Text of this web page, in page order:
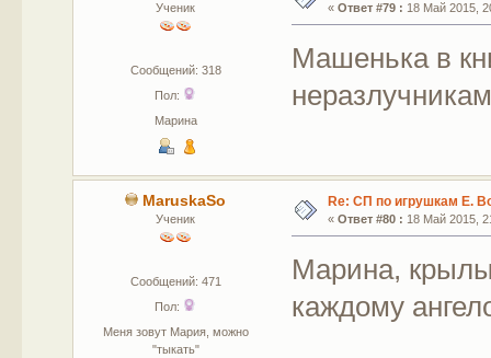
Ученик
Сообщений: 318
Пол:
Марина
« Ответ #79 : 18 Май 2015,
Машенька в
MaruskaSo
Ученик
Сообщений: 471
Пол:
Меня зовут Мария, можно
"тыкать"
Re: СП по игрушкам Е.
« Ответ #80 : 18 Май 2015,
Марина,
каждому